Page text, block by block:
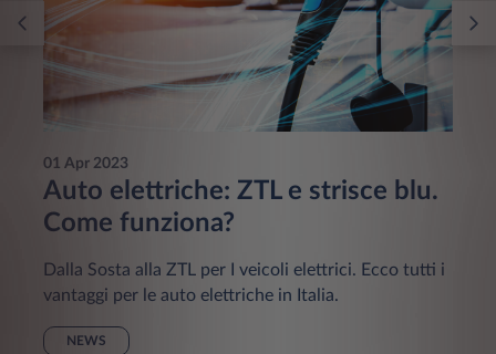
01 Apr 2023
Auto elettriche: ZTL e strisce blu.
Come funziona?
Dalla Sosta alla ZTL per I veicoli elettrici. Ecco tutti i
vantaggi per le auto elettriche in Italia.
NEWS